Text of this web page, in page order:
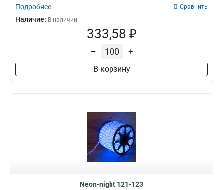
Подробнее Сравнить
Наличие: В наличии
333,58 ₽
– +
В корзину
Neon-night 121-123